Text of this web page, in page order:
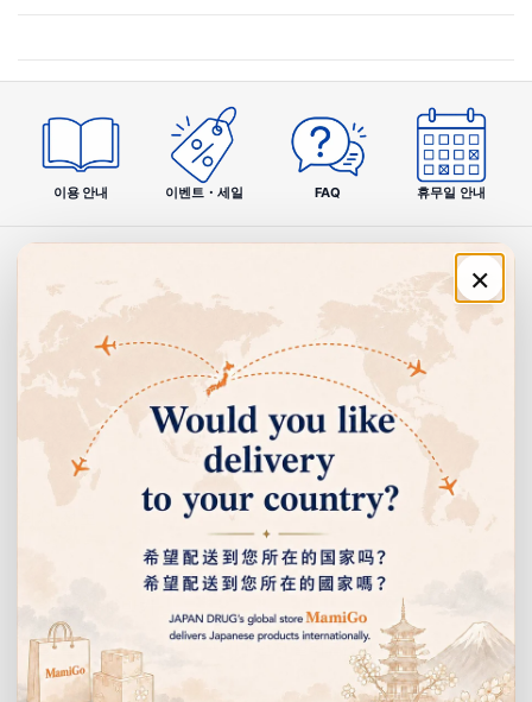
간편한 조리
뜨거운 물을 부어 약 3분 만에 완성. 아침 식사부터 야식까지 언제든지
바로 즐길 수 있습니다.
쇼와 43년 출시된 신뢰와 실적. 세대를 넘어 사랑받는 일본을 대표하는
인스턴트 면입니다.
⚠️ 사용 시 주의사항
개봉 후에는 가능한 빨리 섭취하십시오.
끓는 물을 사용할 때는 화상에 주의하십시오.
알레르기가 있는 분은 원재료명을 확인한 후 섭취하십시오.
어린이의 손이 닿지 않는 곳에 보관하십시오.
본 제품의 제조 공장에서는 계란, 우유, 메밀, 땅콩, 새우, 게를
포함한 제품도 제조하고 있습니다.
이용 안내 이벤트・세일 FAQ 휴무일 안내
×
주문·이용 안내
쇼핑 안내
고객센터
선물, 할인 이벤트 등을 누구보다 먼저 알려드립니다.
이